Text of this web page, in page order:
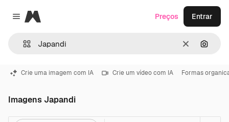
Close menu
Magnific
Limpar
Preços Entrar
Crie uma imagem com IA Crie um vídeo com IA Formas
Imagens Japandi